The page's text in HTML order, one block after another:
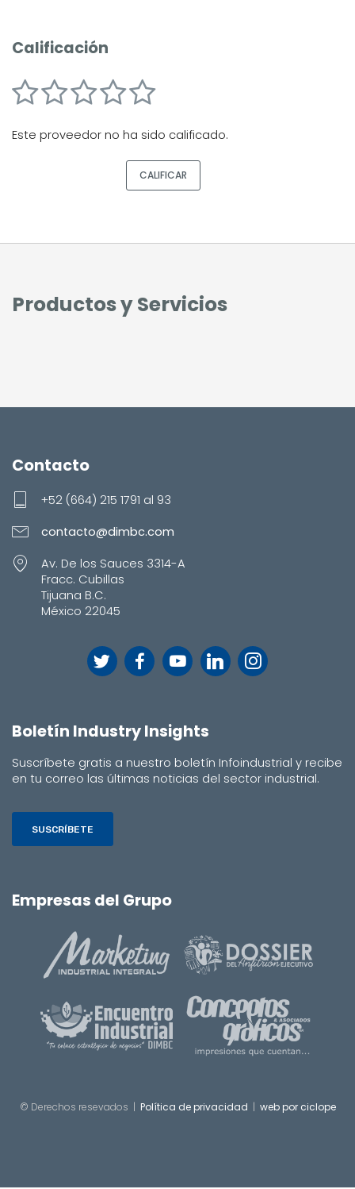
Calificación
Este proveedor no ha sido calificado.
CALIFICAR
Productos y Servicios
Contacto
+52 (664) 215 1791 al 93
contacto@dimbc.com
Av. De los Sauces 3314-A
Fracc. Cubillas
Tijuana B.C.
México 22045
Boletín Industry Insights
Suscríbete gratis a nuestro boletín Infoindustrial y recibe
en tu correo las últimas noticias del sector industrial.
SUSCRÍBETE
Empresas del Grupo
© Derechos resevados | Política de privacidad | web por ciclope